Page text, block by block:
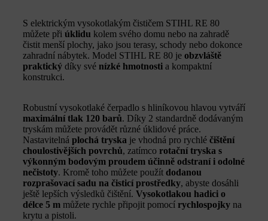
S elektrickým vysokotlakým čističem STIHL RE 80
můžete při úklidu kolem svého domu nebo na zahradě
čistit menší plochy, jako jsou terasy, schody nebo dokonce
zahradní nábytek. Model STIHL RE 80 je obzvláště
praktický díky své nízké hmotnosti a kompaktní
konstrukci.
Robustní vysokotlaké čerpadlo s hliníkovou hlavou vytváří
maximální tlak 120 barů. Díky 2 standardně dodávaným
tryskám můžete provádět různé úklidové práce.
Nastavitelná plochá tryska je vhodná pro rychlé čištění
choulostivějších povrchů, zatímco rotační tryska s
výkonným bodovým proudem účinně odstraní i odolné
nečistoty. Kromě toho můžete použít dodanou
rozprašovací sadu na čisticí prostředky, abyste dosáhli
ještě lepších výsledků čištění. Vysokotlakou hadici o
délce 5 m můžete rychle připojit pomocí rychlospojky na
krytu a pistoli.